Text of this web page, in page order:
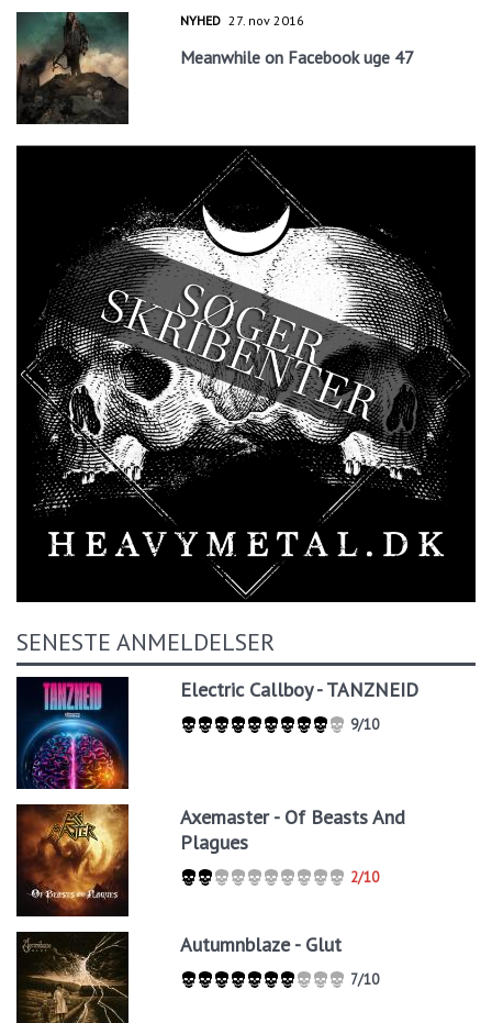
NYHED 27. nov 2016
Meanwhile on Facebook uge 47
SENESTE ANMELDELSER
Electric Callboy - TANZNEID
9/10
Axemaster - Of Beasts And
Plagues
2/10
Autumnblaze - Glut
7/10